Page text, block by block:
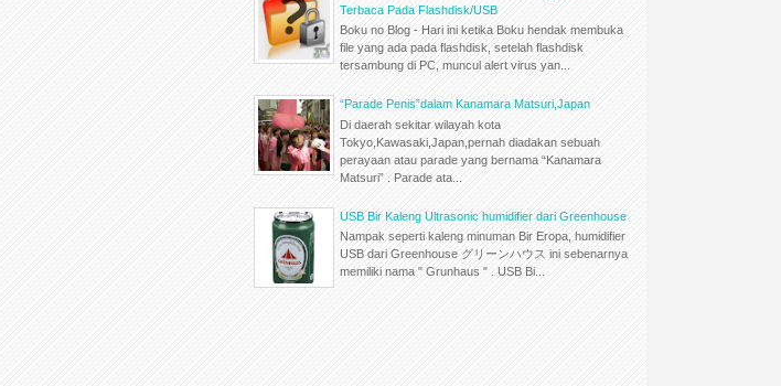
Terbaca Pada Flashdisk/USB
Boku no Blog - Hari ini ketika Boku hendak membuka
file yang ada pada flashdisk, setelah flashdisk
tersambung di PC, muncul alert virus yan...
“Parade Penis”dalam Kanamara Matsuri,Japan
Di daerah sekitar wilayah kota
Tokyo,Kawasaki,Japan,pernah diadakan sebuah
perayaan atau parade yang bernama “Kanamara
Matsuri” . Parade ata...
USB Bir Kaleng Ultrasonic humidifier dari Greenhouse
Nampak seperti kaleng minuman Bir Eropa, humidifier
USB dari Greenhouse グリーンハウス ini sebenarnya
memiliki nama " Grunhaus " . USB Bi...